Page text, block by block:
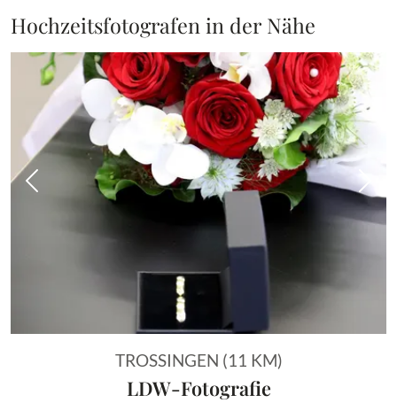
Hochzeitsfotografen in der Nähe
Vorheriges Bild
TROSSINGEN (11 KM)
LDW-Fotografie